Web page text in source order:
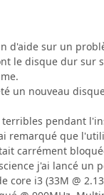
d'aide sur un
le disque dur sur
un nouveau
terribles pendant
remarqué que
carrément
j'ai lancé un
core i3 (33M @